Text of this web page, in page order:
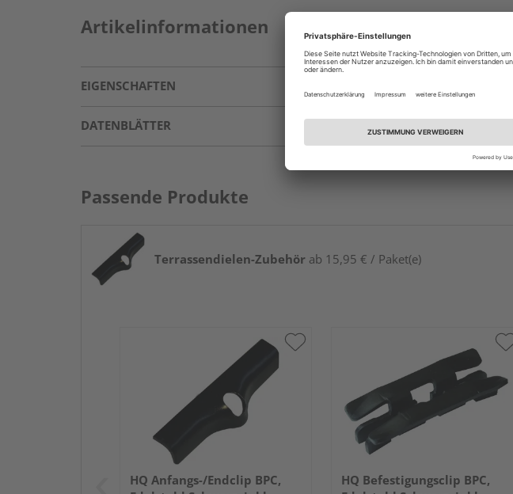
Artikelinformationen
EIGENSCHAFTEN
DATENBLÄTTER
Passende Produkte
Terrassendielen-Zubehör ab 15,95 € / Paket(e)
HQ Anfangs-/Endclip BPC,
HQ Befestigungsclip BPC,